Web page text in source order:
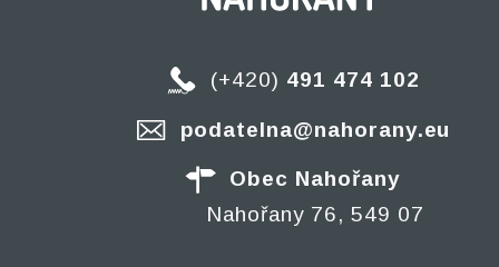
(+420) 491 474 102
podatelna@nahorany.eu
Obec Nahořany
Nahořany 76, 549 07